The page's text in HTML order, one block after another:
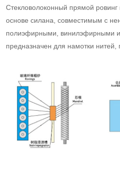
Стекловолоконный прямой
основе силана, совместимым с
полиэфирными, винилэфирными
предназначен для намотки нитей,